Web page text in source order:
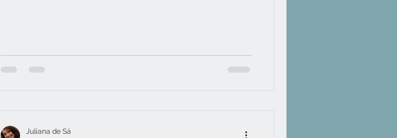
Juliana de Sá